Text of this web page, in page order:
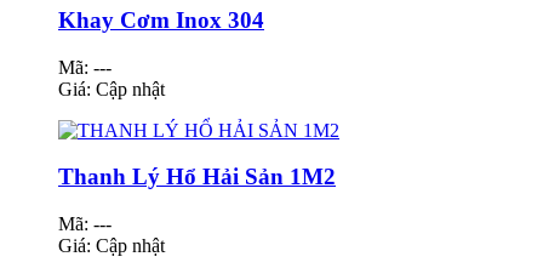
Khay Cơm Inox 304
Mã: ---
Giá: Cập nhật
Thanh Lý Hổ Hải Sản 1M2
Mã: ---
Giá: Cập nhật